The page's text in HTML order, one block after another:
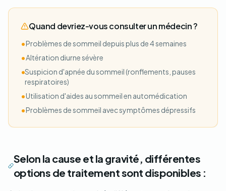
Quand devriez-vous consulter un médecin ?
•Problèmes de sommeil depuis plus de 4 semaines
•Altération diurne sévère
•Suspicion d'apnée du sommeil (ronflements, pauses
respiratoires)
•Utilisation d'aides au sommeil en automédication
•Problèmes de sommeil avec symptômes dépressifs
Selon la cause et la gravité, différentes
options de traitement sont disponibles :